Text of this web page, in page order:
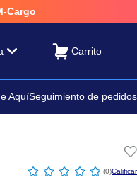
AquíSeguimiento de pedidos
☆ ☆ ☆ ☆ ☆ (0)